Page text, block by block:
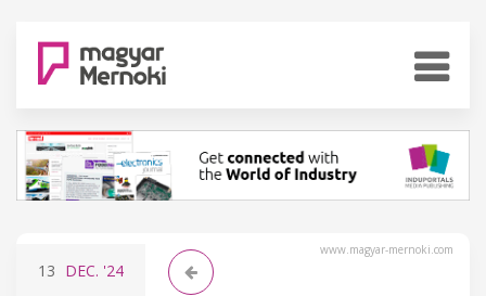
www.magyar-mernoki.com
13 DEC. '24